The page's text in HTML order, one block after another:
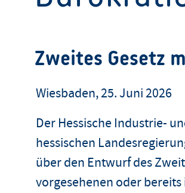
Zweites Gesetz
Wiesbaden, 25. Juni 2026
Der Hessische Industrie-
hessischen
über den Entwurf des
vorgesehenen oder